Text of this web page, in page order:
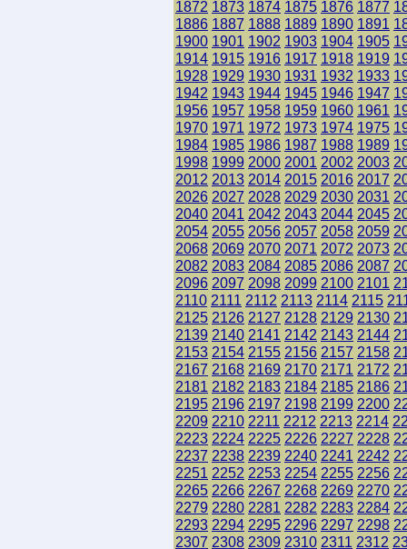
1872 1873 1874 1875 1876 1877
1886 1887 1888 1889 1890 1891
1900 1901 1902 1903 1904 1905
1914 1915 1916 1917 1918 1919
1928 1929 1930 1931 1932 1933
1942 1943 1944 1945 1946 1947
1956 1957 1958 1959 1960 1961
1970 1971 1972 1973 1974 1975
1984 1985 1986 1987 1988 1989
1998 1999 2000 2001 2002 2003
2012 2013 2014 2015 2016 2017
2026 2027 2028 2029 2030 2031
2040 2041 2042 2043 2044 2045
2054 2055 2056 2057 2058 2059
2068 2069 2070 2071 2072 2073
2082 2083 2084 2085 2086 2087
2096 2097 2098 2099 2100 2101
2110 2111 2112 2113 2114 2115
2125 2126 2127 2128 2129 2130
2139 2140 2141 2142 2143 2144
2153 2154 2155 2156 2157 2158
2167 2168 2169 2170 2171 2172
2181 2182 2183 2184 2185 2186
2195 2196 2197 2198 2199 2200
2209 2210 2211 2212 2213 2214
2223 2224 2225 2226 2227 2228
2237 2238 2239 2240 2241 2242
2251 2252 2253 2254 2255 2256
2265 2266 2267 2268 2269 2270
2279 2280 2281 2282 2283 2284
2293 2294 2295 2296 2297 2298
2307 2308 2309 2310 2311 2312